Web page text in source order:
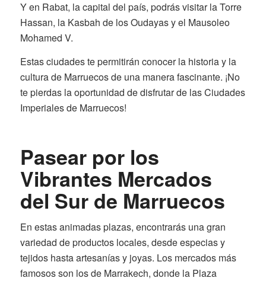
Y en Rabat, la capital del país, podrás visitar la Torre
Hassan, la Kasbah de los Oudayas y el Mausoleo
Mohamed V.
Estas ciudades te permitirán conocer la historia y la
cultura de Marruecos de una manera fascinante. ¡No
te pierdas la oportunidad de disfrutar de las Ciudades
Imperiales de Marruecos!
Pasear por los
Vibrantes Mercados
del Sur de Marruecos
En estas animadas plazas, encontrarás una gran
variedad de productos locales, desde especias y
tejidos hasta artesanías y joyas. Los mercados más
famosos son los de Marrakech, donde la Plaza